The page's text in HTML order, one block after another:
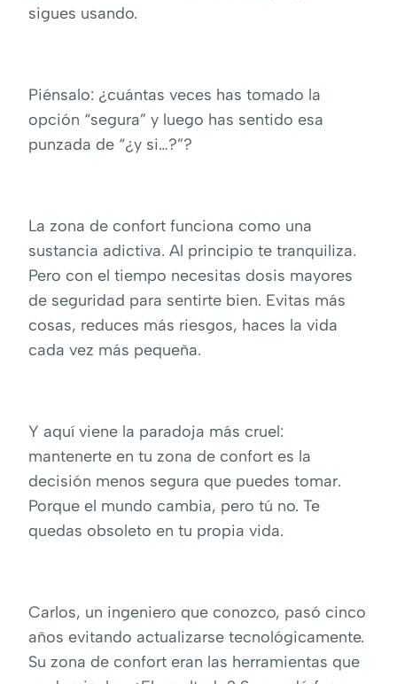
sigues usando.
Piénsalo: ¿cuántas veces has tomado la
opción “segura” y luego has sentido esa
punzada de “¿y si…?”?
La zona de confort funciona como una
sustancia adictiva. Al principio te tranquiliza.
Pero con el tiempo necesitas dosis mayores
de seguridad para sentirte bien. Evitas más
cosas, reduces más riesgos, haces la vida
cada vez más pequeña.
Y aquí viene la paradoja más cruel:
mantenerte en tu zona de confort es la
decisión menos segura que puedes tomar.
Porque el mundo cambia, pero tú no. Te
quedas obsoleto en tu propia vida.
Carlos, un ingeniero que conozco, pasó cinco
años evitando actualizarse tecnológicamente.
Su zona de confort eran las herramientas que